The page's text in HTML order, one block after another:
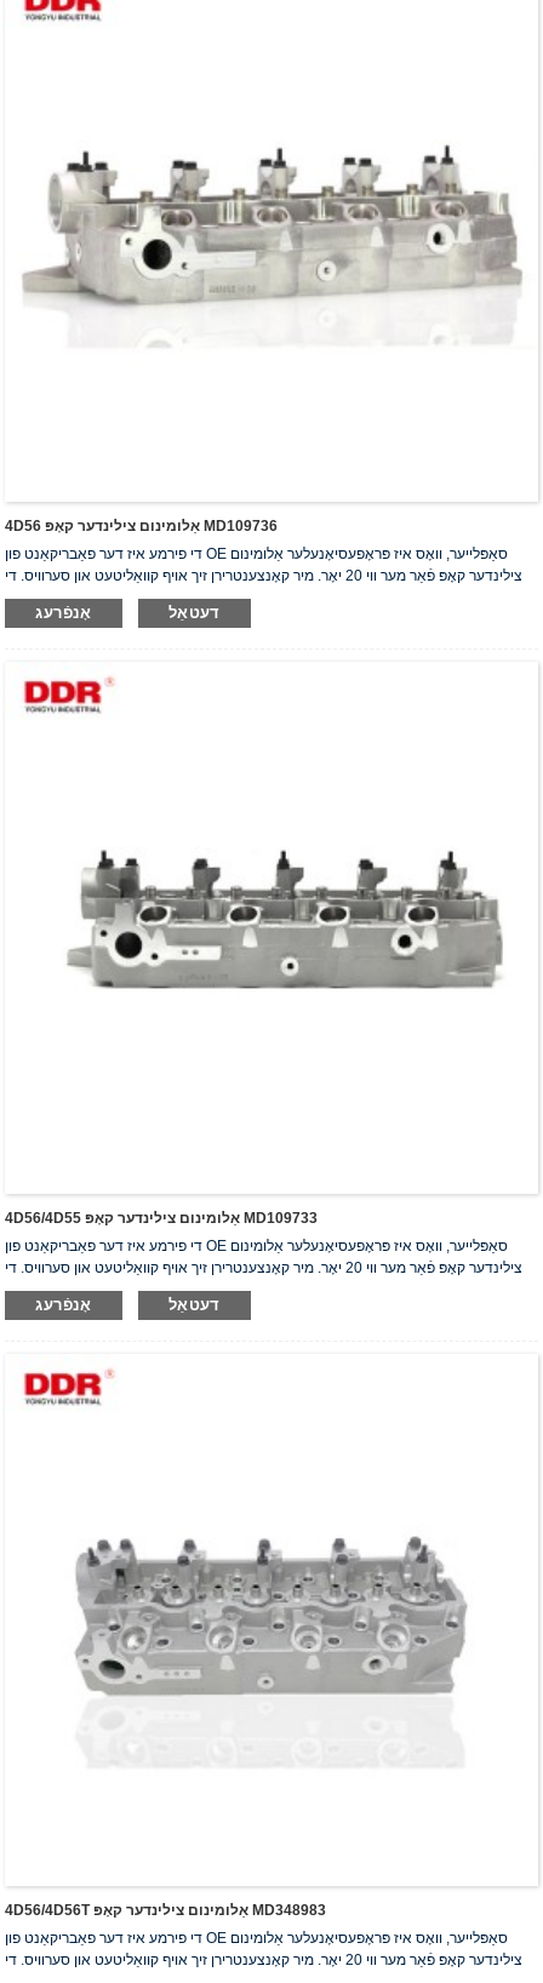
4D56 אַלומינום צילינדער קאָפּ MD109736
די פירמע איז דער פאַבריקאַנט פון OE סאַפּלייער, וואָס איז פּראָפעסיאָנעלער אַלומינום
צילינדער קאָפּ פֿאַר מער ווי 20 יאָר. מיר קאָנצענטרירן זיך אויף קוואַליטעט און סערוויס. די
צילינדער קאָפּ האָבן באַקומען די ISO16949 אויטענטיפֿיקאַציע סערטיפֿיקאַט, "דער
הויך-פאַרזיגלטער צילינדער קאָפּ", "די לאַנגע נוצלעכקייט פון צילינדער קאָפּ" און די אַנדערע
אָנפֿרעג דעטאַל
4D56/4D55 אַלומינום צילינדער קאָפּ MD109733
די פירמע איז דער פאַבריקאַנט פון OE סאַפּלייער, וואָס איז פּראָפעסיאָנעלער אַלומינום
צילינדער קאָפּ פֿאַר מער ווי 20 יאָר. מיר קאָנצענטרירן זיך אויף קוואַליטעט און סערוויס. די
צילינדער קאָפּ האָבן באַקומען די ISO16949 אויטענטיפֿיקאַציע סערטיפֿיקאַט, "דער
הויך-פאַרזיגלטער צילינדער קאָפּ", "די לאַנגע נוצלעכקייט פון צילינדער קאָפּ" און די אַנדערע
אָנפֿרעג דעטאַל
4D56/4D56T אַלומינום צילינדער קאָפּ MD348983
די פירמע איז דער פאַבריקאַנט פון OE סאַפּלייער, וואָס איז פּראָפעסיאָנעלער אַלומינום
צילינדער קאָפּ פֿאַר מער ווי 20 יאָר. מיר קאָנצענטרירן זיך אויף קוואַליטעט און סערוויס. די